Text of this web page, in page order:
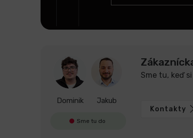
Dominik Jakub
Sme tu do
Sme tu, keď
Kontakty